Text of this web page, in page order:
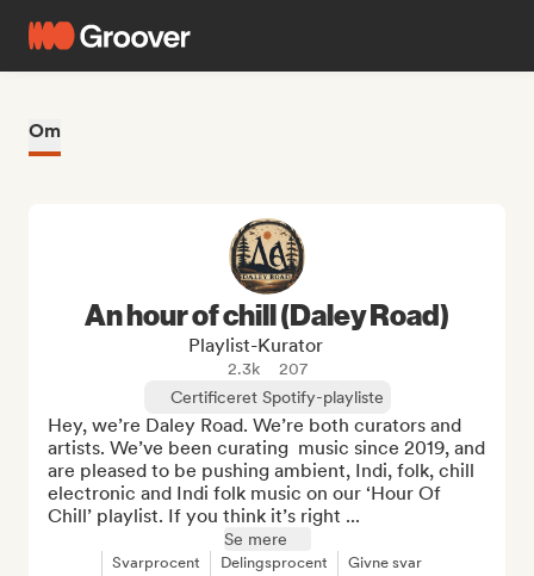
Om
An hour of chill (Daley Road)
Playlist-Kurator
2.3k
207
Certificeret Spotify-playliste
Hey, we’re Daley Road. We’re both curators and
artists. We’ve been curating  music since 2019, and
are pleased to be pushing ambient, Indi, folk, chill
electronic and Indi folk music on our ‘Hour Of
Chill’ playlist. If you think it’s right ...
Se mere
Svarprocent Delingsprocent Givne svar